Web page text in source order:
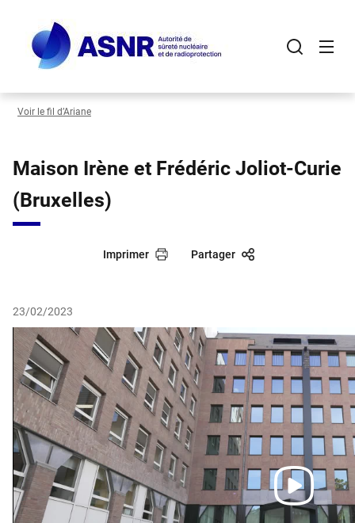
contenu
principal
Voir le fil d’Ariane
Maison Irène et Frédéric Joliot-Curie
(Bruxelles)
Imprimer Partager
23/02/2023